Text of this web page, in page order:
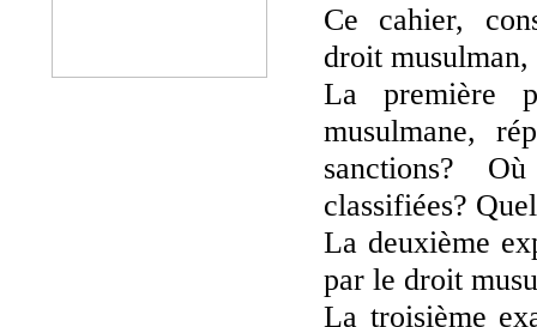
Ce cahier,
droit
La première
musulmane,
sanctions?
classifiées?
La deuxième
par le droit
La troisième